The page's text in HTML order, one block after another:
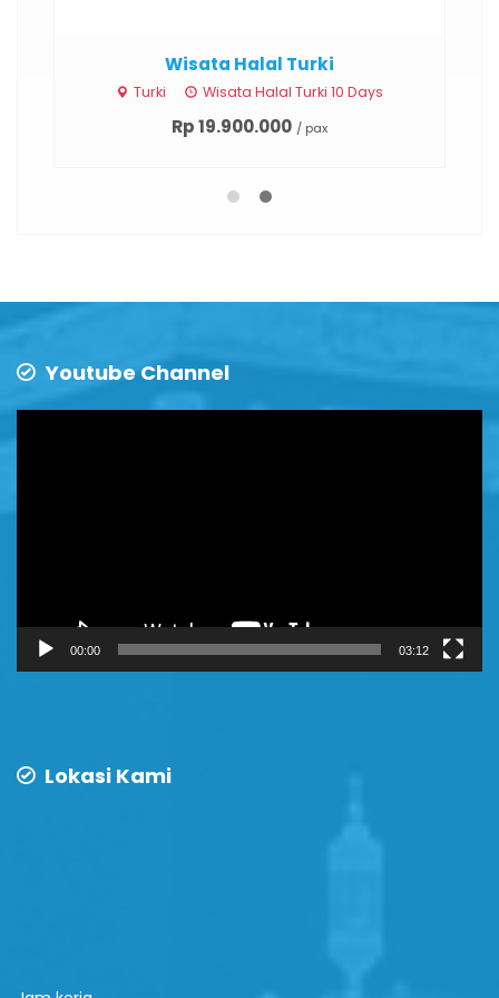
Wisata Halal Turki
Turki Wisata Halal Turki 10 Days
Rp 19.900.000 / pax
Youtube Channel
00:00 03:12
Lokasi Kami